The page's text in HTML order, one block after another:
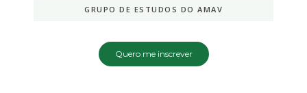
GRUPO DE ESTUDOS DO AMAV
Quero me inscrever